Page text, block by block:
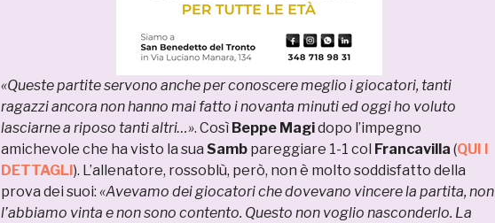
«Queste partite servono anche per conoscere meglio i giocatori, tanti
ragazzi ancora non hanno mai fatto i novanta minuti ed oggi ho voluto
lasciarne a riposo tanti altri…». Così Beppe Magidopo l’impegno
amichevole che ha visto la sua Samb pareggiare 1-1 col Francavilla (QUI I
DETTAGLI). L’allenatore, rossoblù, però, non è molto soddisfatto della
prova dei suoi: «Avevamo dei giocatori che dovevano vincere la partita, non
l’abbiamo vinta e non sono contento. Questo non voglio nasconderlo. La